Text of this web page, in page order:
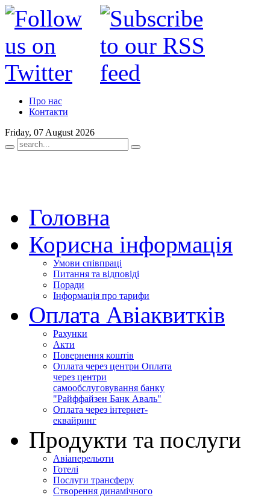
Про нас
Контакти
Friday, 07 August 2026
Головна
Корисна інформація
Умови співпраці
Питання та відповіді
Поради
Інформація про тарифи
Оплата Авіаквитків
Рахунки
Акти
Повернення коштів
Оплата через центри Оплата
через центри
самообслуговування банку
"Райффайзен Банк Аваль"
Оплата через інтернет-
еквайринг
Продукти та послуги
Авіаперельоти
Готелі
Послуги трансферу
Створення динамічного